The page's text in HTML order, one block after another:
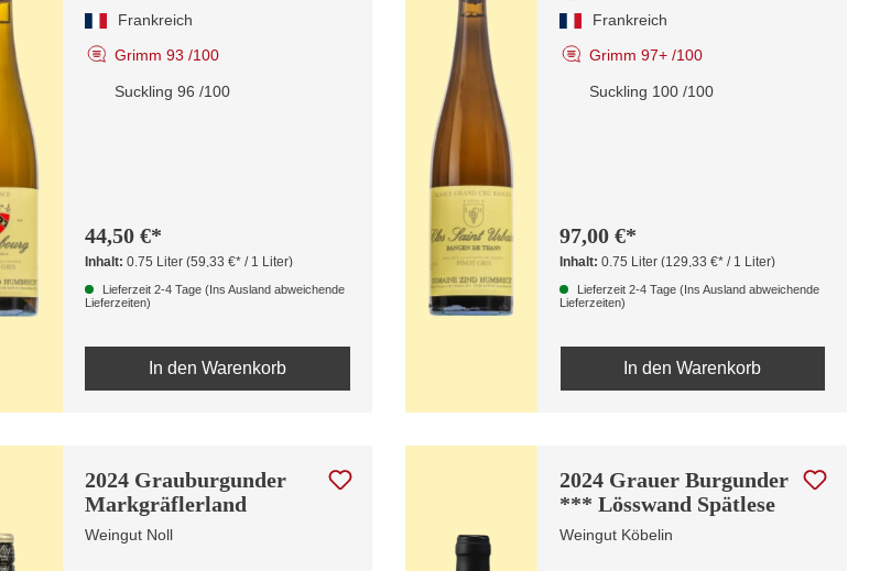
Frankreich
Grimm 93 /100
Suckling 96 /100
44,50 €*
Inhalt: 0.75 Liter (59,33 €* / 1 Liter)
Lieferzeit 2-4 Tage (Ins Ausland abweichende
Lieferzeiten)
In den Warenkorb
Frankreich
Grimm 97+ /100
Suckling 100 /100
97,00 €*
Inhalt:0.75 Liter(129,33 €* / 1 Liter)
Lieferzeit 2-4 Tage (Ins Ausland abweichende
Lieferzeiten)
In den Warenkorb
2024 Grauburgunder
Markgräflerland
Weingut Noll
2024 Grauer Burgunder
*** Lösswand Spätlese
Weingut Köbelin